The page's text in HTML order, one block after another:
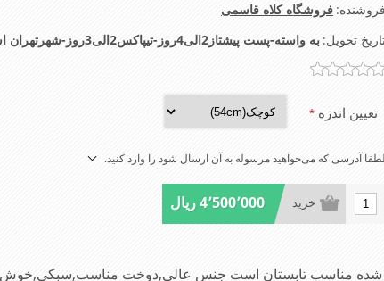
فروشنده: فروشگاه کلاه قاسمی
تحویل: به واسته-پست پیشتاز2الی4روز-تیپاکس2الی3روز-شهرتهران اسنپ2الی4ساعت
تعیین اندزه *
لطفا آدرسی که می‌خواهید مرسوله به آن ارسال شود را وارد کنید.
خرید 4٬500٬000 ریال
شده مناسب تابستان است جنس عالی,دوخت